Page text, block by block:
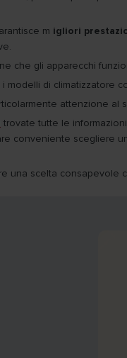
m igliori
che gli apparecchi
modelli di
attenzione
trovate tutte le
conveniente scegliere
una scelta consapevole